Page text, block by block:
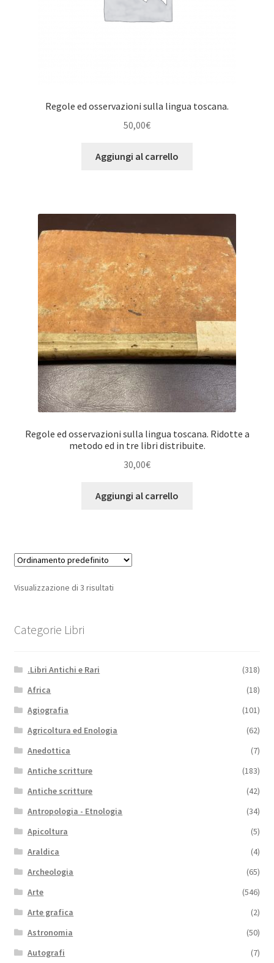
Regole ed osservazioni sulla lingua toscana.
50,00€
Aggiungi al carrello
Regole ed osservazioni sulla lingua toscana. Ridotte a
metodo ed in tre libri distribuite.
30,00€
Aggiungi al carrello
Visualizzazione di 3 risultati
Categorie Libri
.Libri Antichi e Rari
(318)
Africa
(18)
Agiografia
(101)
Agricoltura ed Enologia
(62)
Anedottica
(7)
Antiche scritture
(183)
Antiche scritture
(42)
Antropologia - Etnologia
(34)
Apicoltura
(5)
Araldica
(4)
Archeologia
(65)
Arte
(546)
Arte grafica
(2)
Astronomia
(50)
Autografi
(7)